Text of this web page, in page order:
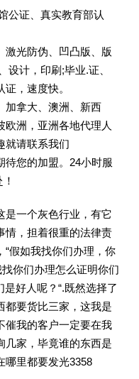
公证、真实教育部认
光防伪、凹凸版、版
设计，印刷;毕业.证、
，速度快。
拿大、澳洲、新西
欧洲，亚洲各地代理人
就请联系我们
您的加盟。24小时服
是一个灰色行业，有它
情，担着很重的法律责
假如我找你们办理，你
你们办理怎么证明你们
是好人呢？“.既然选择了
都要货比三家，这我是
催我的客户一定要在我
几家，毕竟谁的东西是
哪里都要发光3358